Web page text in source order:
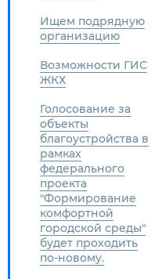
Ищем подрядную
организацию
Возможности ГИС
ЖКХ
Голосование за
объекты
благоустройства в
рамках
федерального
проекта
"Формирование
комфортной
городской среды"
будет проходить
по-новому.